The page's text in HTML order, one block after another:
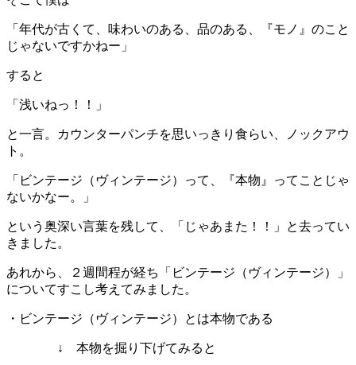
「年代が古くて、味わいのある、品のある、『モノ』のこと
じゃないですかねー」
すると
「浅いねっ！！」
と一言。カウンターパンチを思いっきり食らい、ノックアウ
ト。
「ビンテージ（ヴィンテージ）って、『本物』ってことじゃ
ないかなー。」
という奥深い言葉を残して、「じゃあまた！！」と去ってい
きました。
あれから、２週間程が経ち「ビンテージ（ヴィンテージ）」
についてすこし考えてみました。
・ビンテージ（ヴィンテージ）とは本物である
↓ 本物を掘り下げてみると